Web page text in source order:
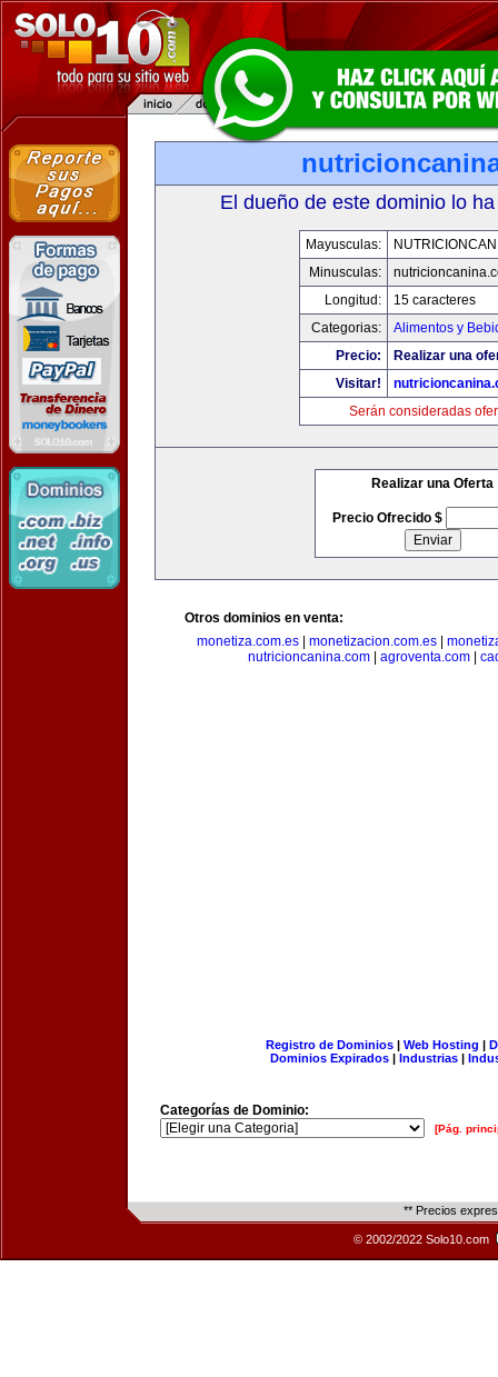
El dueño de este dominio lo
Mayusculas:
Minusculas:
Longitud:
15 caracteres
Categorias:
Alimentos y
Precio:
Realizar una
Visitar!
Serán consideradas
Realizar una Oferta
Precio Ofrecido $
Otros dominios en venta:
monetiza.com.es| monetizacion.com.es|
nutricioncanina.com| agroventa.com|
Registro de Dominios| Web Hosting |
Dominios Expirados | Industrias |
Categorías de Dominio:
[Pág.
** Precios
© 2002/2022 Solo10.com